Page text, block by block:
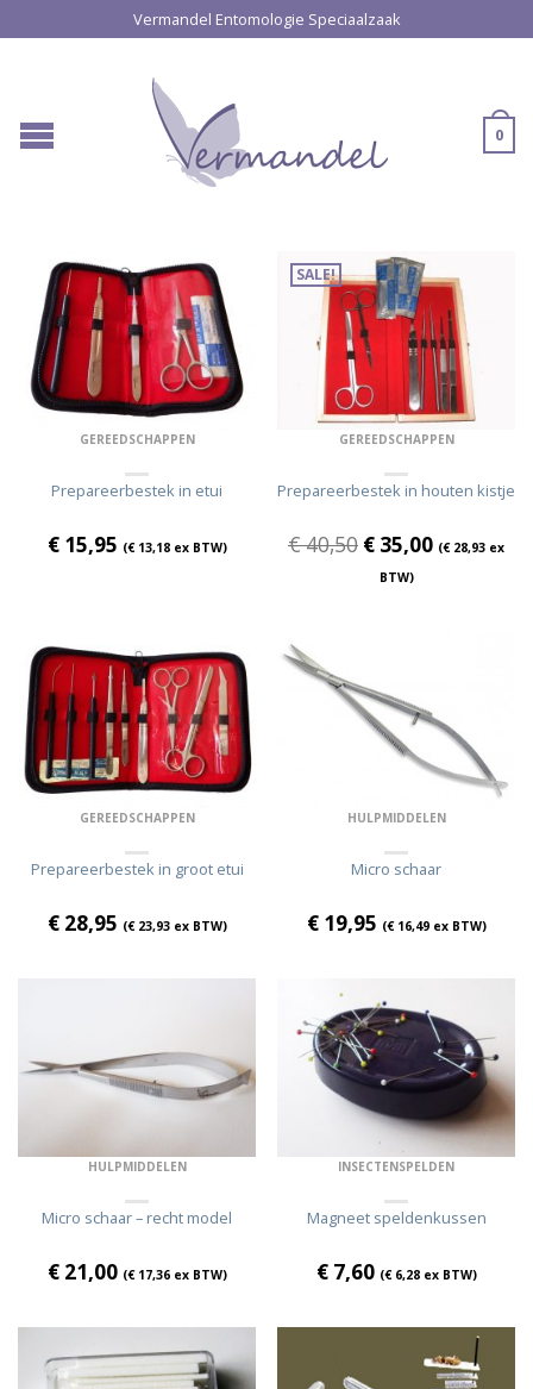
Vermandel Entomologie Speciaalzaak
0
GEREEDSCHAPPEN
Prepareerbestek in etui
€15,95 (€13,18ex BTW)
SALE!
GEREEDSCHAPPEN
Prepareerbestek in houten kistje
€40,50 € 35,00 (€28,93 ex
BTW)
GEREEDSCHAPPEN
Prepareerbestek in groot etui
€28,95 (€23,93ex BTW)
HULPMIDDELEN
Micro schaar
€19,95 (€16,49ex BTW)
HULPMIDDELEN
Micro schaar – recht model
€21,00 (€17,36ex BTW)
INSECTENSPELDEN
Magneet speldenkussen
€7,60 (€6,28ex BTW)